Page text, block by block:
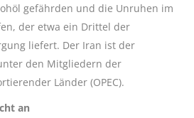
gefährden und die Unruhen im
der etwa ein Drittel der
liefert. Der Iran ist der
den Mitgliedern der
Länder (OPEC).
an